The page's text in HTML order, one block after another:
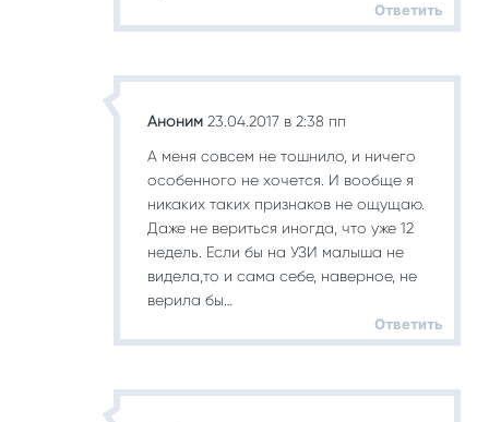
Ответить
Аноним 23.04.2017 в 2:38 пп
А меня совсем не тошнило, и ничего
особенного не хочется. И вообще я
никаких таких признаков не ощущаю.
Даже не вериться иногда, что уже 12
недель. Если бы на УЗИ малыша не
видела,то и сама себе, наверное, не
верила бы…
Ответить